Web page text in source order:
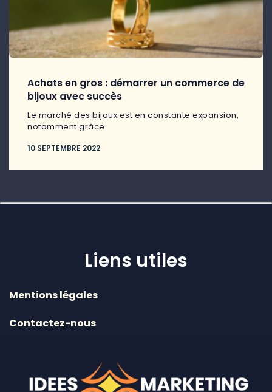
Achats en gros : démarrer un commerce de
bijoux avec succès
Le marché des bijoux est en constante expansion,
notamment grâce
10 SEPTEMBRE 2022
Liens utiles
Mentions légales
Contactez-nous